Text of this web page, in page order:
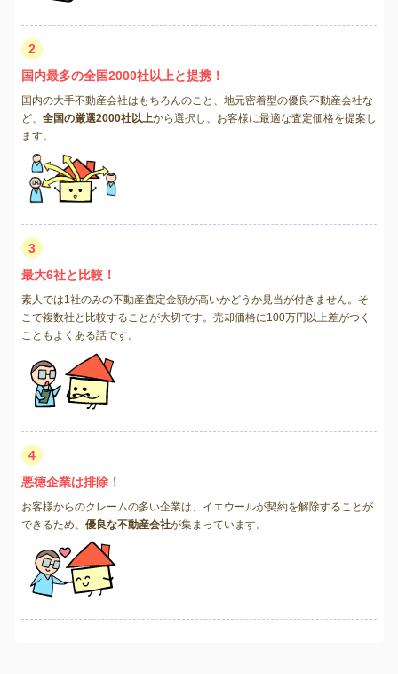
2
国内最多の全国2000社以上と提携！
国内の大手不動産会社はもちろんのこと、地元密着型の優良不動産会社な
ど、 全国の厳選2000社以上から選択し、お客様に最適な査定価格を提案し
ます。
3
最大6社と比較！
素人では1社のみの不動産査定金額が高いかどうか見当が付きません。そ
こで複数社と比較することが大切です。売却価格に100万円以上差がつく
こともよくある話です。
4
悪徳企業は排除！
お客様からのクレームの多い企業は、イエウールが契約を解除することが
できるため、 優良な不動産会社が集まっています。